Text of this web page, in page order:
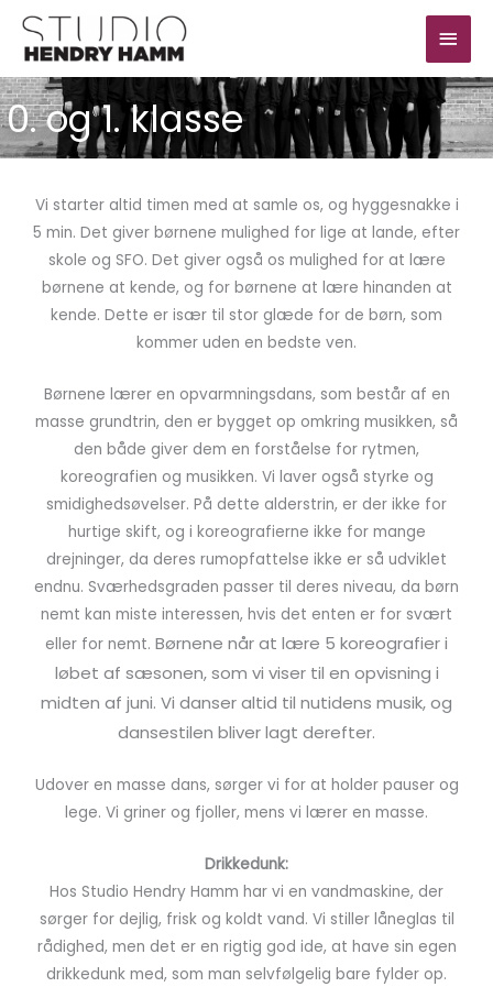
indholdet
0. og 1. klasse
Vi starter altid timen med at samle os, og hyggesnakke i
5 min. Det giver børnene mulighed for lige at lande, efter
skole og SFO. Det giver også os mulighed for at lære
børnene at kende, og for børnene at lære hinanden at
kende. Dette er især til stor glæde for de børn, som
kommer uden en bedste ven.
Børnene lærer en opvarmningsdans, som består af en
masse grundtrin, den er bygget op omkring musikken, så
den både giver dem en forståelse for rytmen,
koreografien og musikken. Vi laver også styrke og
smidighedsøvelser. På dette alderstrin, er der ikke for
hurtige skift, og i koreografierne ikke for mange
drejninger, da deres rumopfattelse ikke er så udviklet
endnu. Sværhedsgraden passer til deres niveau, da børn
nemt kan miste interessen, hvis det enten er for svært
eller for nemt. Børnene når at lære 5 koreografier i
løbet af sæsonen, som vi viser til en opvisning i
midten af juni. Vi danser altid til nutidens musik, og
dansestilen bliver lagt derefter.
Udover en masse dans, sørger vi for at holder pauser og
lege. Vi griner og fjoller, mens vi lærer en masse.
Drikkedunk:
Hos Studio Hendry Hamm har vi en vandmaskine, der
sørger for dejlig, frisk og koldt vand. Vi stiller låneglas til
rådighed, men det er en rigtig god ide, at have sin egen
drikkedunk med, som man selvfølgelig bare fylder op.